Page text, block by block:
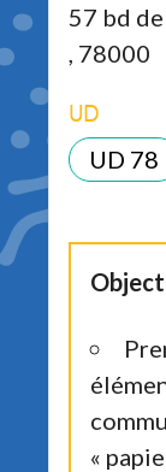
57 bd
, 78000
UD
UD 78
«